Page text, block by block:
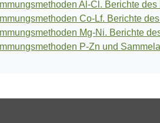
Al-Cl. Berichte
Co-Lf. Berichte
Mg-Ni. Berichte
P-Zn und